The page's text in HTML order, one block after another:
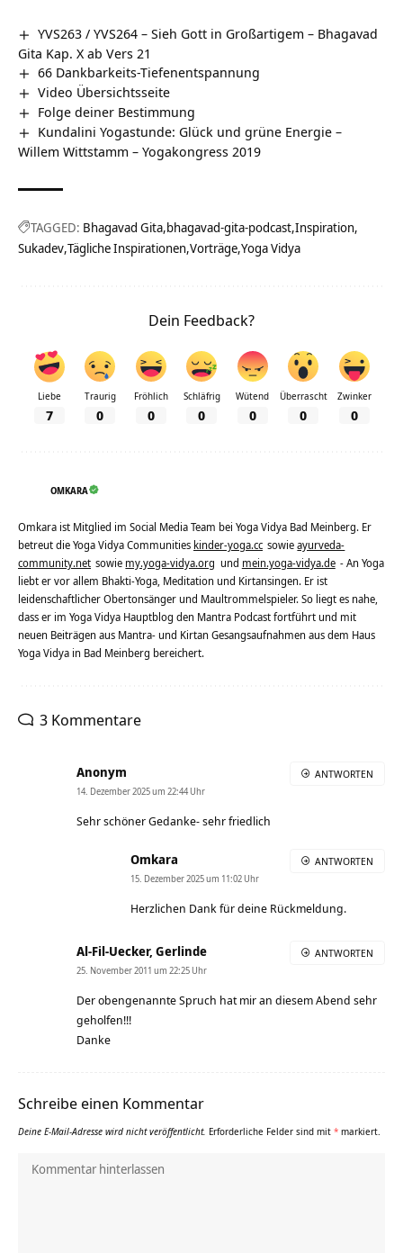
YVS263 / YVS264 – Sieh Gott in Großartigem – Bhagavad
Gita Kap. X ab Vers 21
66 Dankbarkeits-Tiefenentspannung
Video Übersichtsseite
Folge deiner Bestimmung
Kundalini Yogastunde: Glück und grüne Energie –
Willem Wittstamm – Yogakongress 2019
TAGGED: Bhagavad Gita bhagavad-gita-podcast Inspiration
Sukadev Tägliche Inspirationen Vorträge Yoga Vidya
Dein Feedback?
Liebe
7
Traurig
0
Fröhlich
0
Schläfrig
0
Wütend
0
Überrascht
0
Zwinker
0
OMKARA
Omkara ist Mitglied im Social Media Team bei Yoga Vidya Bad Meinberg. Er
betreut die Yoga Vidya Communities kinder-yoga.cc sowieayurveda-
community.net sowie my.yoga-vidya.org und mein.yoga-vidya.de - An Yoga
liebt er vor allem Bhakti-Yoga, Meditation und Kirtansingen. Er ist
leidenschaftlicher Obertonsänger und Maultrommelspieler. So liegt es nahe,
dass er im Yoga Vidya Hauptblog den Mantra Podcast fortführt und mit
neuen Beiträgen aus Mantra- und Kirtan Gesangsaufnahmen aus dem Haus
Yoga Vidya in Bad Meinberg bereichert.
3 Kommentare
Anonym
14. Dezember 2025 um 22:44 Uhr
Sehr schöner Gedanke- sehr friedlich
ANTWORTEN
Omkara
15. Dezember 2025 um 11:02 Uhr
Herzlichen Dank für deine Rückmeldung.
ANTWORTEN
Al-Fil-Uecker, Gerlinde
25. November 2011 um 22:25 Uhr
Der obengenannte Spruch hat mir an diesem Abend sehr
geholfen!!!
Danke
ANTWORTEN
Schreibe einen Kommentar
Deine E-Mail-Adresse wird nicht veröffentlicht. Erforderliche Felder sind mit * markiert.